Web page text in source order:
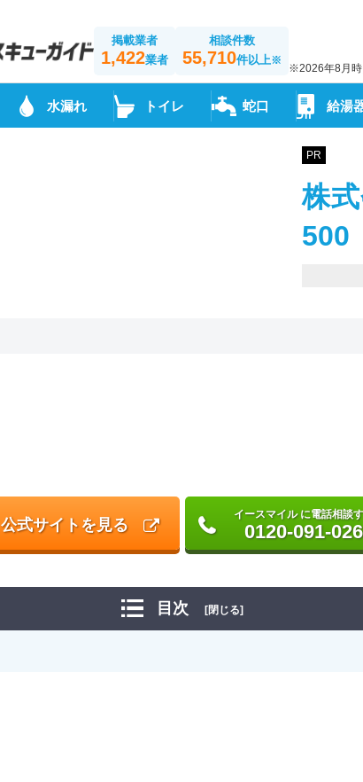
掲載業者
1,422業者
相談件数
55,710件以上※
※2026年8月時
水漏れ トイレ 蛇口 給湯
PR
株
500
公式サイトを見る
イースマイル に電話相談
0120-091-026
目次 [閉じる]